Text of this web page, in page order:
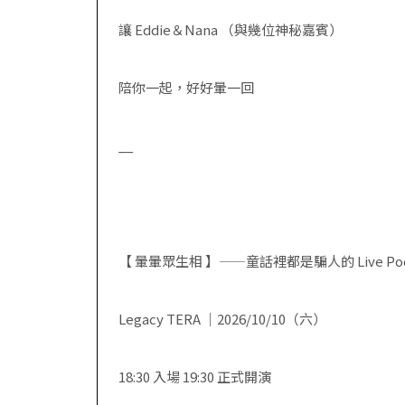
讓Eddie＆Nana （與幾位神秘嘉賓）
陪你一起，好好暈一回
【 暈暈眾生相 】 ——童話裡都是騙人的Live
Legacy TERA ｜ 2026/10/10 （六）
18:30 入場19:30 正式開演